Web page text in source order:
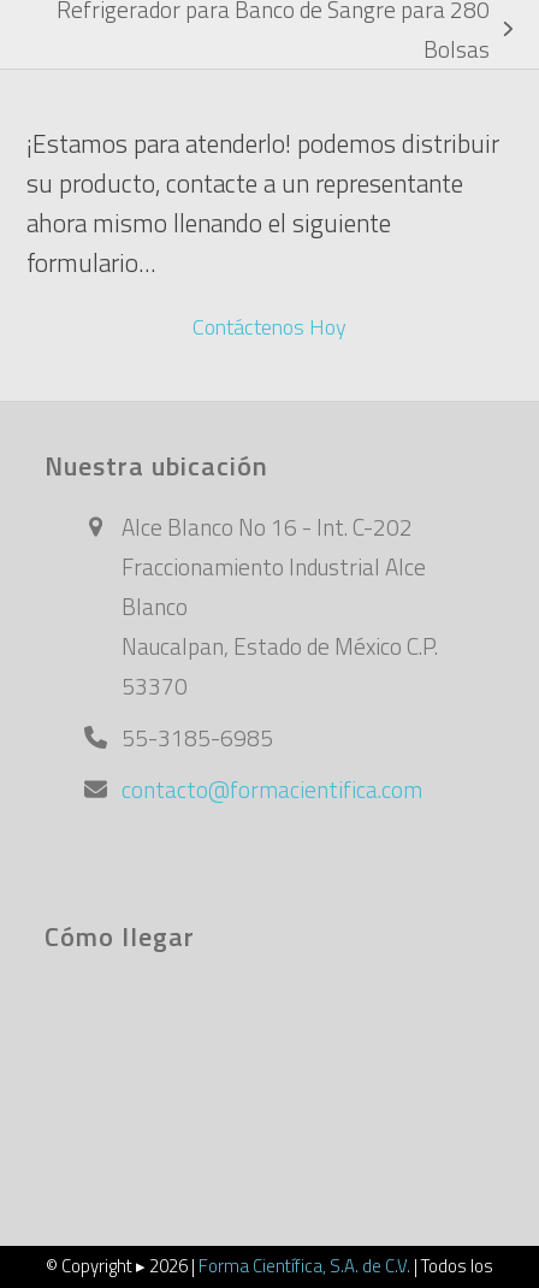
Refrigerador para Banco de Sangre para 280
Bolsas
¡Estamos para atenderlo! podemos distribuir
su producto, contacte a un representante
ahora mismo llenando el siguiente
formulario...
Contáctenos Hoy
Nuestra ubicación
Alce Blanco No 16 - Int. C-202
Fraccionamiento Industrial Alce
Blanco
Naucalpan, Estado de México C.P.
53370
55-3185-6985
contacto@formacientifica.com
Cómo llegar
© Copyright ▸ 2026 | Forma Científica, S.A. de C.V. | Todos los